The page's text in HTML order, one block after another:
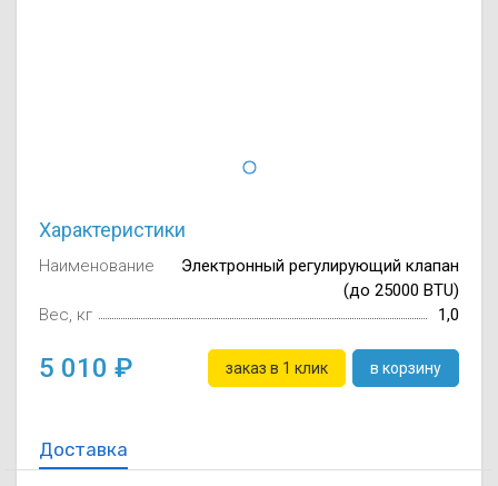
Характеристики
Наименование
Электронный регулирующий клапан
(до 25000 BTU)
Вес, кг
1,0
5 010 заказ в 1 клик в корзину
Доставка